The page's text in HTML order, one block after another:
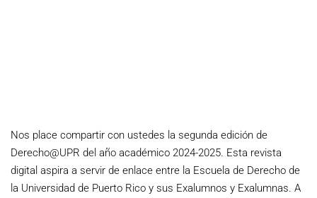
Nos place compartir con ustedes la segunda edición de
Derecho@UPR del año académico 2024-2025. Esta revista
digital aspira a servir de enlace entre la Escuela de Derecho de
la Universidad de Puerto Rico y sus Exalumnos y Exalumnas. A